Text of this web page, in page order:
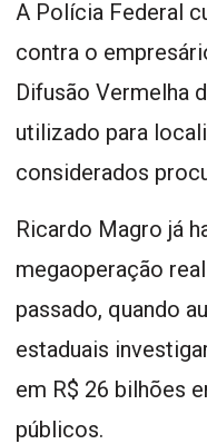
A Polícia Federal
contra o
Difusão Vermelha
utilizado para
considerados
Ricardo Magro já
megaoperação
passado, quando
estaduais
em R$ 26 bilhões
públicos.